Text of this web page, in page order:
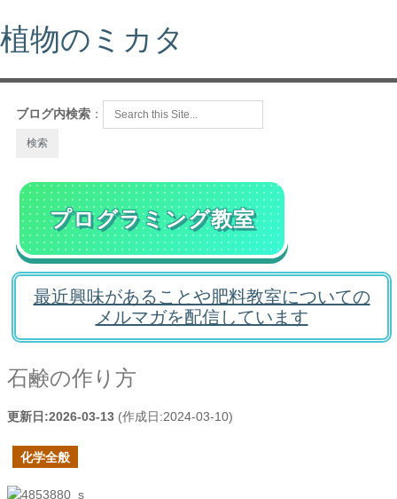
植物のミカタ
ブログ内検索 ：
プログラミング教室
最近興味があることや肥料教室についての
メルマガを配信しています
石鹸の作り方
更新日:2026-03-13 (作成日:2024-03-10)
化学全般